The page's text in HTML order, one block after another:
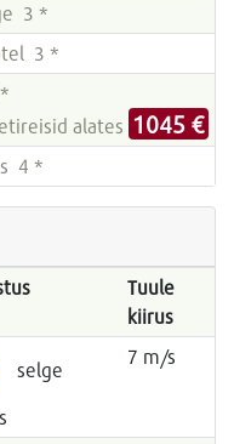
3 *
3 *
alates 1045 €
4 *
Tuule
kiirus
selge
7 m/s